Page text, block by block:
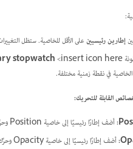
إطارين رئيسيينعلى الأقل للخاصية. ستظل
stopwatch<insert icon here>
في نقطة زمنية مختلفة.
القابلة للتحريك:
أضف إطارًا رئيسيًا إلى خاصية Position وحرِّك مؤشر الوقت الحالي واسحب الطبقة إلى موقع جديد في نافذة المستند.
أضف إطارًا رئيسيًا إلى خاصية Opacity وحرِّك مؤشر الوقت الحالي واضبط التعتيم في لوحة Layers.